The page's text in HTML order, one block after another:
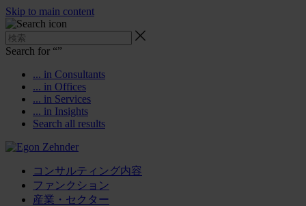
Skip to main content
Search for “”
... in Consultants
... in Offices
... in Services
... in Insights
Search all results
コンサルティング内容
ファンクション
産業・セクター